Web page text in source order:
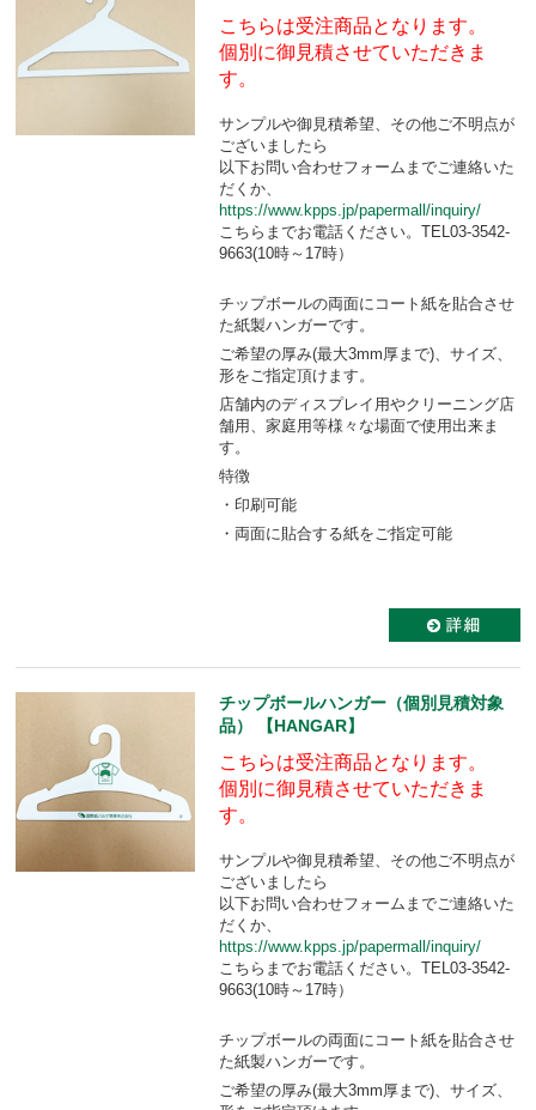
こちらは受注商品となります。
個別に御見積させていただきま
す。
サンプルや御見積希望、その他ご不明点が
ございましたら
以下お問い合わせフォームまでご連絡いた
だくか、
https://www.kpps.jp/papermall/inquiry/
こちらまでお電話ください。TEL03-3542-
9663(10時～17時）
チップボールの両面にコート紙を貼合させ
た紙製ハンガーです。
ご希望の厚み(最大3mm厚まで)、サイズ、
形をご指定頂けます。
店舗内のディスプレイ用やクリーニング店
舗用、家庭用等様々な場面で使用出来ま
す。
特徴
・印刷可能
・両面に貼合する紙をご指定可能
チップボールハンガー（個別見積対象
品） 【HANGAR】
こちらは受注商品となります。
個別に御見積させていただきま
す。
サンプルや御見積希望、その他ご不明点が
ございましたら
以下お問い合わせフォームまでご連絡いた
だくか、
https://www.kpps.jp/papermall/inquiry/
こちらまでお電話ください。TEL03-3542-
9663(10時～17時）
チップボールの両面にコート紙を貼合させ
た紙製ハンガーです。
ご希望の厚み(最大3mm厚まで)、サイズ、